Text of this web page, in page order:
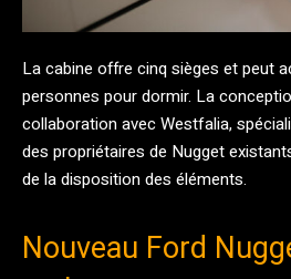
La cabine offre cinq sièges et peut
personnes pour dormir. La
collaboration avec Westfalia,
des propriétaires de Nugget
de la disposition des éléments.
Nouveau Ford